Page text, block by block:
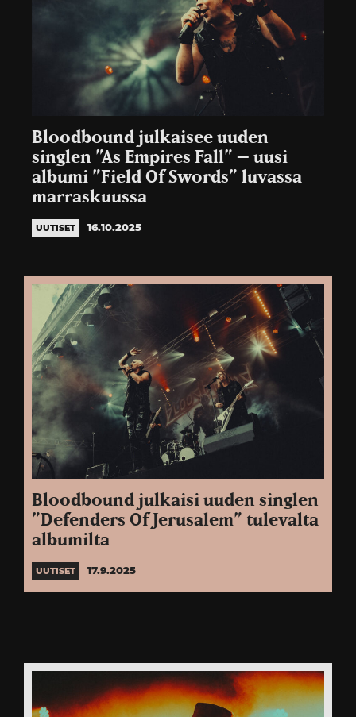
Bloodbound julkaisee uuden
singlen ”As Empires Fall” – uusi
albumi ”Field Of Swords” luvassa
marraskuussa
UUTISET 16.10.2025
Bloodbound julkaisi uuden singlen
”Defenders Of Jerusalem” tulevalta
albumilta
UUTISET 17.9.2025